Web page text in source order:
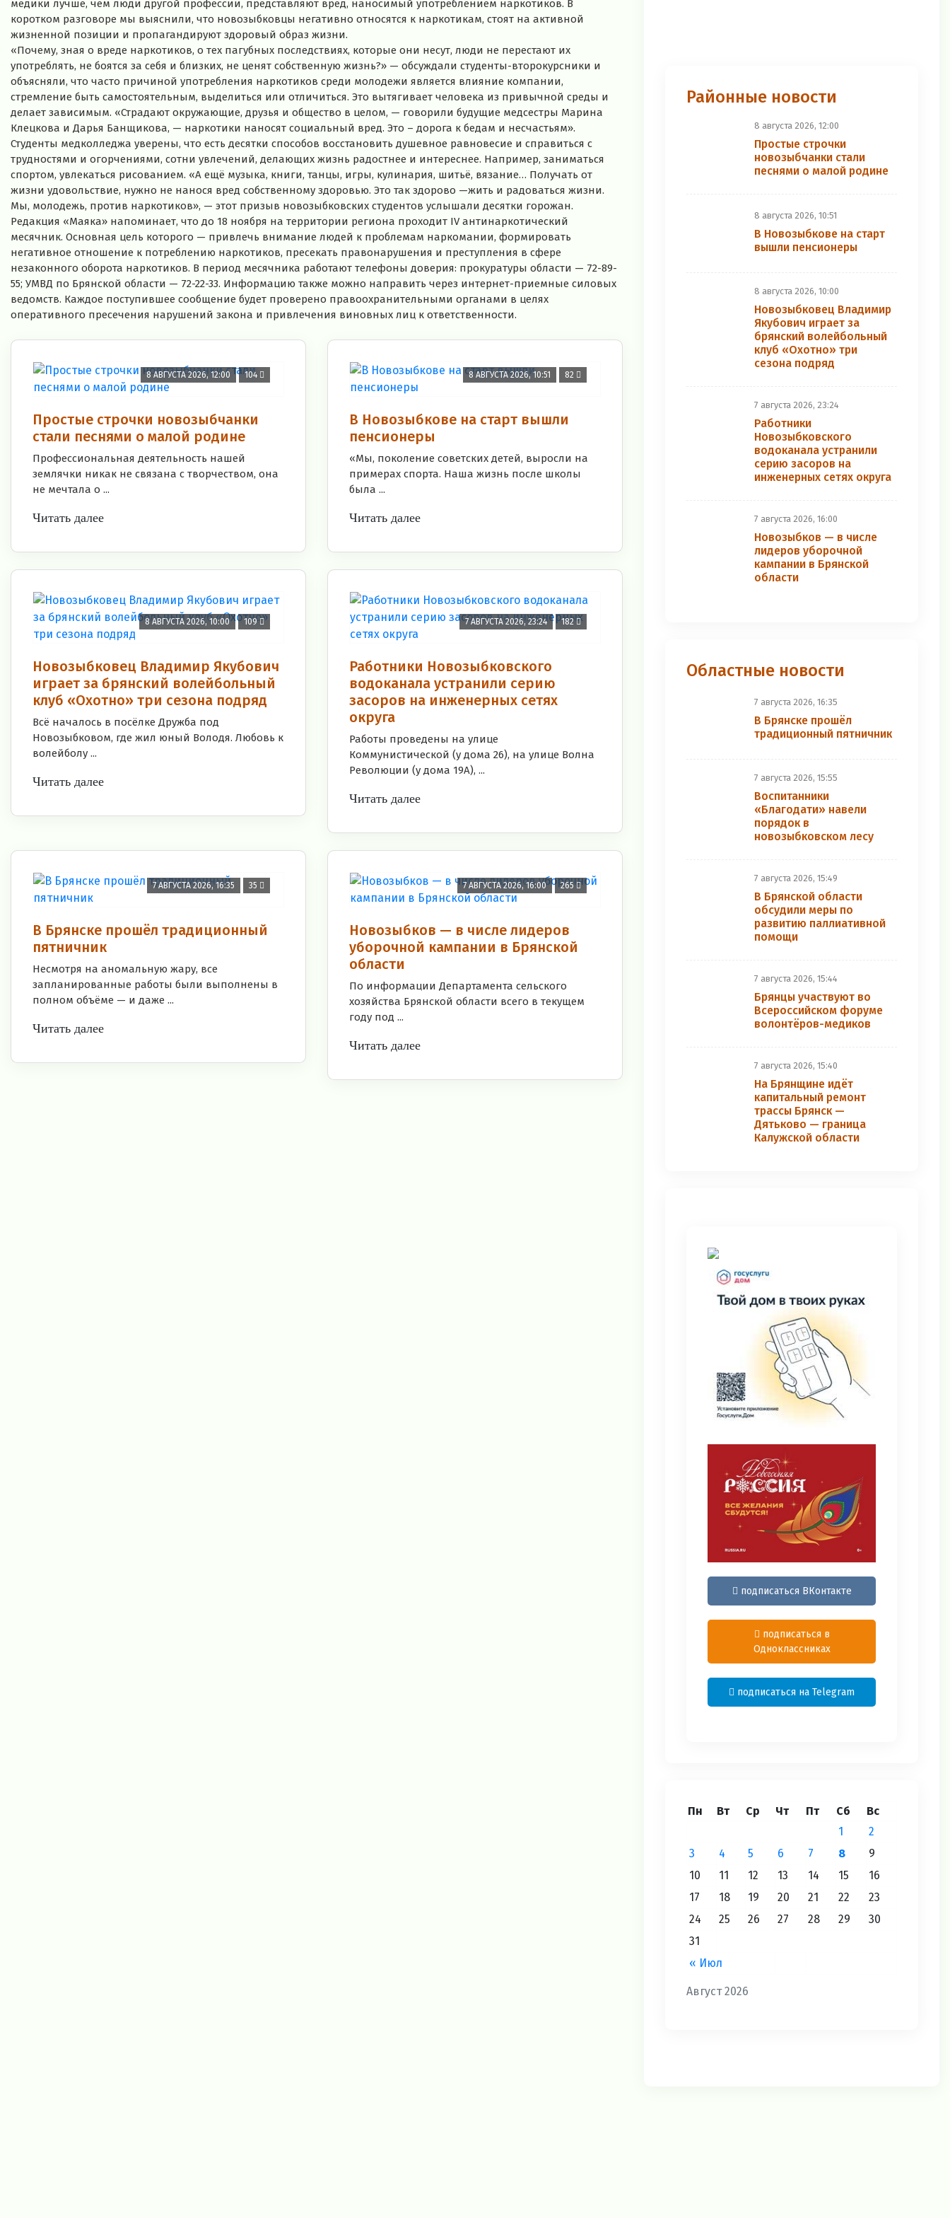
медики лучше, чем люди другой профессии, представляют вред, наносимый употреблением наркотиков. В
коротком разговоре мы выяснили, что новозыбковцы негативно относятся к наркотикам, стоят на активной
жизненной позиции и пропагандируют здоровый образ жизни.
«Почему, зная о вреде наркотиков, о тех пагубных последствиях, которые они несут, люди не перестают их
употреблять, не боятся за себя и близких, не ценят собственную жизнь?» — обсуждали студенты-второкурсники и
объясняли, что часто причиной употребления наркотиков среди молодежи является влияние компании,
стремление быть самостоятельным, выделиться или отличиться. Это вытягивает человека из привычной среды и
делает зависимым. «Страдают окружающие, друзья и общество в целом, — говорили будущие медсестры Марина
Клецкова и Дарья Банщикова, — наркотики наносят социальный вред. Это – дорога к бедам и несчастьям».
Студенты медколледжа уверены, что есть десятки способов восстановить душевное равновесие и справиться с
трудностями и огорчениями, сотни увлечений, делающих жизнь радостнее и интереснее. Например, заниматься
спортом, увлекаться рисованием. «А ещё музыка, книги, танцы, игры, кулинария, шитьё, вязание… Получать от
жизни удовольствие, нужно не нанося вред собственному здоровью. Это так здорово —жить и радоваться жизни.
Мы, молодежь, против наркотиков», — этот призыв новозыбковских студентов услышали десятки горожан.
Редакция «Маяка» напоминает, что до 18 ноября на территории региона проходит IV антинаркотический
месячник. Основная цель которого — привлечь внимание людей к проблемам наркомании, формировать
негативное отношение к потреблению наркотиков, пресекать правонарушения и преступления в сфере
незаконного оборота наркотиков. В период месячника работают телефоны доверия: прокуратуры области — 72-89-
55; УМВД по Брянской области — 72-22-33. Информацию также можно направить через интернет-приемные силовых
ведомств. Каждое поступившее сообщение будет проверено правоохранительными органами в целях
оперативного пресечения нарушений закона и привлечения виновных лиц к ответственности.
8 АВГУСТА 2026, 12:00 104
Простые строчки новозыбчанки
стали песнями о малой родине
Профессиональная деятельность нашей
землячки никак не связана с творчеством, она
не мечтала о ...
Читать далее
8 АВГУСТА 2026, 10:51 82
В Новозыбкове на старт вышли
пенсионеры
«Мы, поколение советских детей, выросли на
примерах спорта. Наша жизнь после школы
была ...
Читать далее
8 АВГУСТА 2026, 10:00 109
Новозыбковец Владимир Якубович
играет за брянский волейбольный
клуб «Охотно» три сезона подряд
Всё началось в посёлке Дружба под
Новозыбковом, где жил юный Володя. Любовь к
волейболу ...
Читать далее
7 АВГУСТА 2026, 23:24 182
Работники Новозыбковского
водоканала устранили серию
засоров на инженерных сетях
округа
Работы проведены на улице
Коммунистической (у дома 26), на улице Волна
Революции (у дома 19А), ...
Читать далее
7 АВГУСТА 2026, 16:35 35
В Брянске прошёл традиционный
пятничник
Несмотря на аномальную жару, все
запланированные работы были выполнены в
полном объёме — и даже ...
Читать далее
7 АВГУСТА 2026, 16:00 265
Новозыбков — в числе лидеров
уборочной кампании в Брянской
области
По информации Департамента сельского
хозяйства Брянской области всего в текущем
году под ...
Читать далее
Районные новости
8 августа 2026, 12:00
Простые строчки
новозыбчанки стали
песнями о малой родине
8 августа 2026, 10:51
В Новозыбкове на старт
вышли пенсионеры
8 августа 2026, 10:00
Новозыбковец Владимир
Якубович играет за
брянский волейбольный
клуб «Охотно» три
сезона подряд
7 августа 2026, 23:24
Работники
Новозыбковского
водоканала устранили
серию засоров на
инженерных сетях округа
7 августа 2026, 16:00
Новозыбков — в числе
лидеров уборочной
кампании в Брянской
области
Областные новости
7 августа 2026, 16:35
В Брянске прошёл
традиционный пятничник
7 августа 2026, 15:55
Воспитанники
«Благодати» навели
порядок в
новозыбковском лесу
7 августа 2026, 15:49
В Брянской области
обсудили меры по
развитию паллиативной
помощи
7 августа 2026, 15:44
Брянцы участвуют во
Всероссийском форуме
волонтёров-медиков
7 августа 2026, 15:40
На Брянщине идёт
капитальный ремонт
трассы Брянск —
Дятьково — граница
Калужской области
подписаться ВКонтакте
подписаться в
Одноклассниках
подписаться на Telegram
Август 2026
Пн Вт Ср Чт Пт Сб Вс
« Июл
1
2
3
4 5 6 7 8
9
10
11 12 13 14 15
16
17
18 19 20 21 22
23
24
25 26 27 28 29
30
31